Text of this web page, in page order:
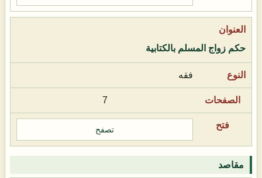
حكم زواج المسلم بالكتابية
فقه
7
تصفح
مقاصد